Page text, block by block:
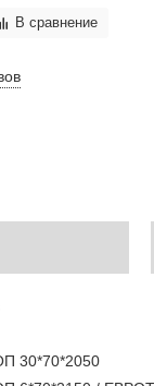
В сравнение
30*70*2050